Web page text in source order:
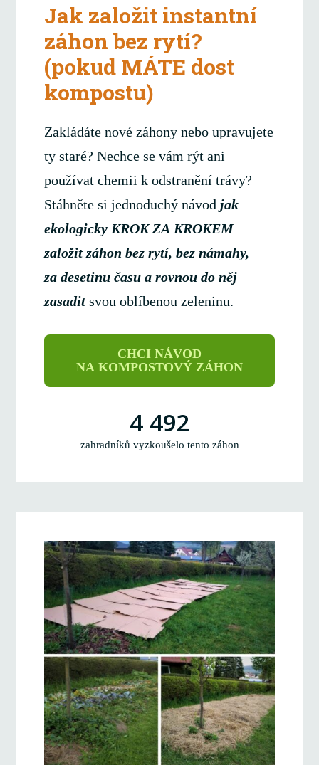
Jak založit instantní
záhon bez rytí?
(pokud MÁTE dost
kompostu)
Zakládáte nové záhony nebo upravujete
ty staré? Nechce se vám rýt ani
používat chemii k odstranění trávy?
Stáhněte si jednoduchý návodjak
ekologicky KROK ZA KROKEM
založit záhon bez rytí, bez námahy,
za desetinu času a rovnou do něj
zasaditsvou oblíbenou zeleninu.
CHCI NÁVOD
NA KOMPOSTOVÝ ZÁHON
4 492
zahradníků vyzkoušelo tento záhon